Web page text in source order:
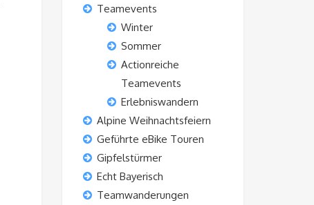
Teamevents
Winter
Sommer
Actionreiche
Teamevents
Erlebniswandern
Alpine Weihnachtsfeiern
Geführte eBike Touren
Gipfelstürmer
Echt Bayerisch
Teamwanderungen